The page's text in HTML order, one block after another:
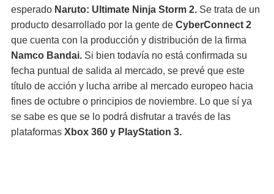
esperado Naruto: Ultimate Ninja Storm 2. Se trata de un
producto desarrollado por la gente de CyberConnect 2
que cuenta con la producción y distribución de la firma
Namco Bandai. Si bien todavía no está confirmada su
fecha puntual de salida al mercado, se prevé que este
título de acción y lucha arribe al mercado europeo hacia
fines de octubre o principios de noviembre. Lo que sí ya
se sabe es que se lo podrá disfrutar a través de las
plataformas Xbox 360 y PlayStation 3.